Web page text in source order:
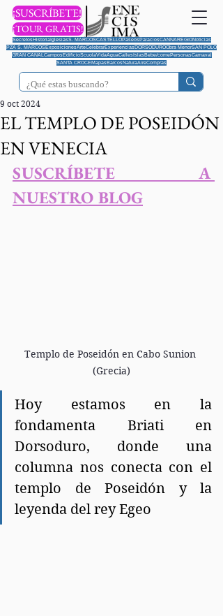
¡SUSCRÍBETE!
¡TOUR GRATIS!
SecretosHistoriaIglesiasS. MARCOSCASTELLOPaseosPalaciosCANNAREGIONoticias
PZA S. MARCOSExposicionesArteCelebrarExperienciasDORSODUROObra MenorSAN POLO
GRAN CANAL CamposEdificioScuolaVidaAguaCallesIslasBebe/comePersonasCarnaval
SANTA CROCEMapasBarcosNaturaAireCompras
EL TEMPLO DE POSEIDÓN
EN VENECIA
9 oct 2024
SUSCRÍBETE A
NUESTRO BLOG
Templo de Poseidón en Cabo Sunion
(Grecia)
Hoy estamos en la
fondamenta Briati en
Dorsoduro, donde una
columna nos conecta con el
templo de Poseidón y la
leyenda del rey Egeo